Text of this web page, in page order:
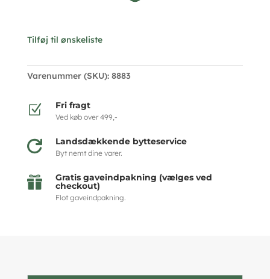
Tilføj til ønskeliste
Varenummer (SKU): 8883
Z Fri fragt
Ved køb over 499,-
 Landsdækkende bytteservice
Byt nemt dine varer.
 Gratis gaveindpakning (vælges ved
checkout)
Flot gaveindpakning.